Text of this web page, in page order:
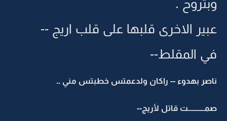
وبتروح .
عبير الاخرى قلبها على قلب اريج --
في المقلط--
ناصر بهدوء -- راكان ولدعمتس خطبتس مني ..
صمـــــــــــت قاتل لأريج--